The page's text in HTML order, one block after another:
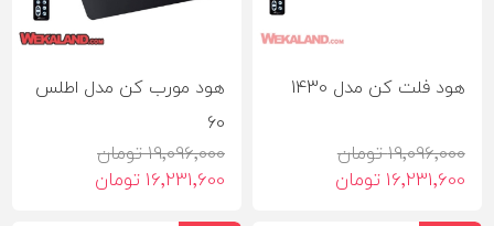
هود فلت کن مدل 1430
19٬096٬000 تومان
16٬231٬600 تومان
هود مورب کن مدل اطلس
60
19٬096٬000 تومان
16٬231٬600 تومان